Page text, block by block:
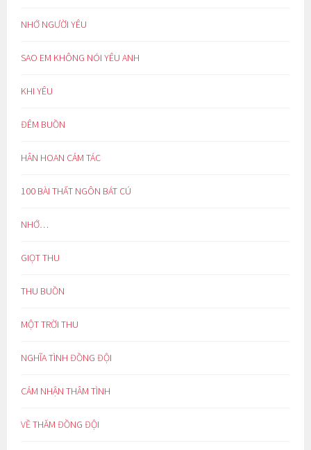
NHỚ NGƯỜI YÊU
SAO EM KHÔNG NÓI YÊU ANH
KHI YÊU
ĐÊM BUỒN
HÂN HOAN CẢM TÁC
100 BÀI THẤT NGÔN BÁT CÚ
NHỚ…
GIỌT THU
THU BUỒN
MỘT TRỜI THU
NGHĨA TÌNH ĐỒNG ĐỘI
CẢM NHẬN THÂM TÌNH
VỀ THĂM ĐỒNG ĐỘI